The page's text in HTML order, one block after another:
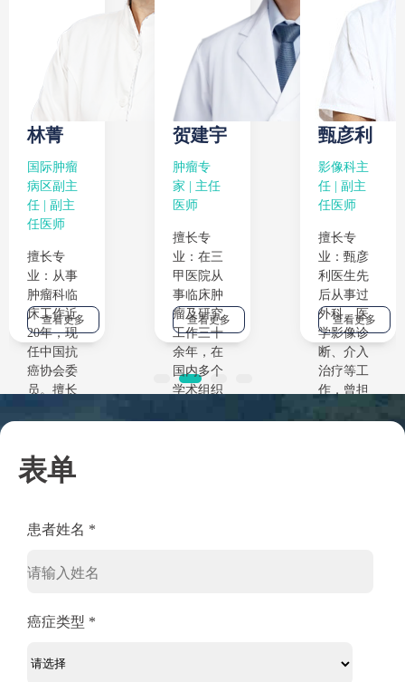
林菁
国际肿瘤
病区副主
任 | 副主
任医师
擅长专
业：从事
肿瘤科临
床工作近
20年，现
任中国抗
癌协会委
员。擅长
癌、肝
癌、肺
肿瘤等实
治疗、化
疗...
查看更多
贺建宇
肿瘤专
家 | 主任
医师
擅长专
业：在三
甲医院从
事临床肿
瘤及研究
工作三十
余年，在
国内多个
学术组织
查看更多
甄彦利
影像科主
任 | 副主
任医师
擅长专
业：甄彦
利医生先
后从事过
外科、医
学影像诊
断、介入
治疗等工
作，曾担
查看更多
表单
患者姓名 *
癌症类型 *